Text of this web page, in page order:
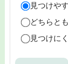
見つけや
どちらと
見つけに